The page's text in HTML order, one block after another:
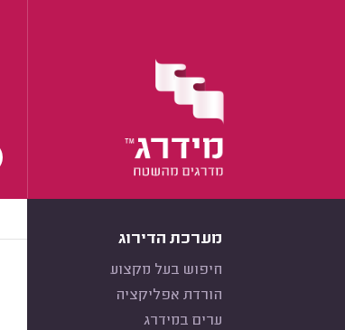
מערכת הדירוג
חיפוש בעל מקצוע
הורדת אפליקציה
ערים במידרג